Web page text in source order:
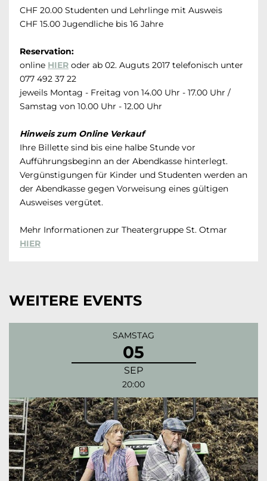
CHF 20.00 Studenten und Lehrlinge mit Ausweis
CHF 15.00 Jugendliche bis 16 Jahre
Reservation:
online HIER oder ab 02. Auguts 2017 telefonisch unter
077 492 37 22
jeweils Montag - Freitag von 14.00 Uhr - 17.00 Uhr /
Samstag von 10.00 Uhr - 12.00 Uhr
Hinweis zum Online Verkauf
Ihre Billette sind bis eine halbe Stunde vor
Aufführungsbeginn an der Abendkasse hinterlegt.
Vergünstigungen für Kinder und Studenten werden an
der Abendkasse gegen Vorweisung eines gültigen
Ausweises vergütet.
Mehr Informationen zur Theatergruppe St. Otmar
HIER
WEITERE EVENTS
SAMSTAG
05
SEP
20:00